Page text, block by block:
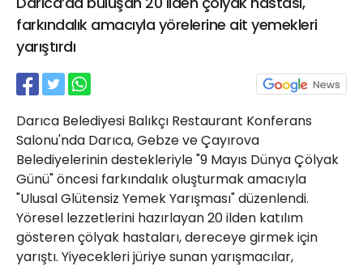
farkındalık amacıyla yörelerine ait yemekleri
yarıştırdı
Darıca Belediyesi Balıkçı Restaurant Konferans
Salonu'nda Darıca, Gebze ve Çayırova
Belediyelerinin destekleriyle "9 Mayıs Dünya Çölyak
Günü" öncesi farkındalık oluşturmak amacıyla
"Ulusal Glütensiz Yemek Yarışması" düzenlendi.
Yöresel lezzetlerini hazırlayan 20 ilden katılım
gösteren çölyak hastaları, dereceye girmek için
yarıştı. Yiyecekleri jüriye sunan yarışmacılar,
21 Gölcük
02624132333